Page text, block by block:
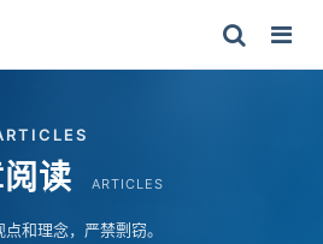
读 ARTICLES
和理念，严禁剽窃。